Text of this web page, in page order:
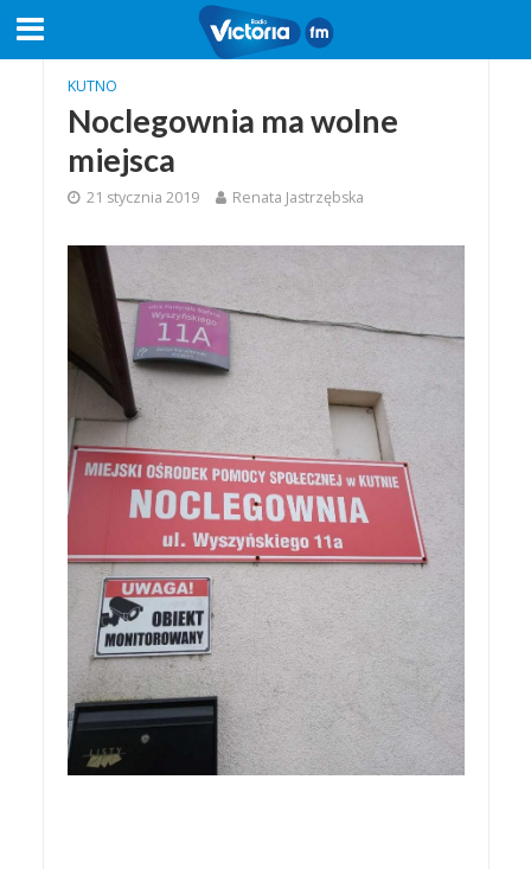
KUTNO
Noclegownia ma wolne
miejsca
21 stycznia 2019 Renata Jastrzębska